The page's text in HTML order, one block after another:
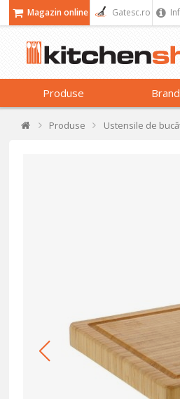
Magazin online Gatesc.ro
Produse
Produse Ustensile de